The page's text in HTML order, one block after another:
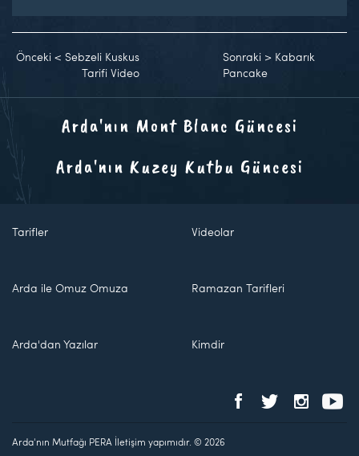
Önceki < Sebzeli Kuskus
Tarifi Video
Sonraki > Kabarık
Pancake
Arda'nın Mont Blanc Güncesi
Arda'nın Kuzey Kutbu Güncesi
Tarifler Videolar
Arda ile Omuz Omuza Ramazan Tarifleri
Arda'dan Yazılar Kimdir
Arda'nın Mutfağı PERA İletişim yapımıdır. © 2026